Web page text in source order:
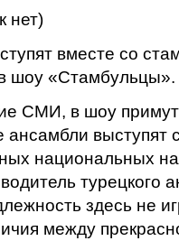
нет)
вместе со
шоу «Стамбульцы».
СМИ, в шоу
ансамбли
национальных
турецкого
здесь не
между